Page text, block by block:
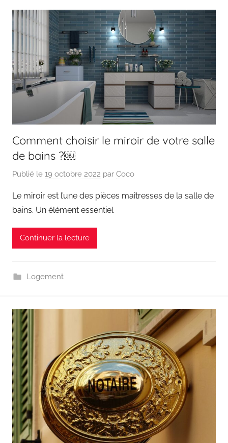
Comment choisir le miroir de votre salle
de bains ?￼
Publié le 19 octobre 2022 par Coco
Le miroir est l’une des pièces maîtresses de la salle de
bains. Un élément essentiel
Continuer la lecture
Logement